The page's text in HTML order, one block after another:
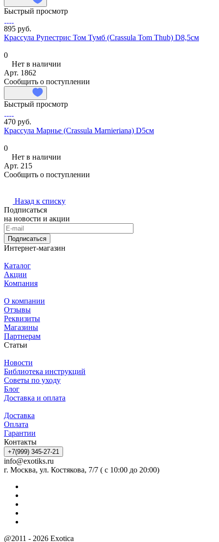
Быстрый просмотр
895 руб.
Крассула Рупестрис Том Тумб (Crassula Tom Thub) D8,5см
0
Нет в наличии
Арт. 1862
Сообщить о поступлении
Быстрый просмотр
470 руб.
Крассула Марнье (Crassula Marnieriana) D5см
0
Нет в наличии
Арт. 215
Сообщить о поступлении
Назад к списку
Подписаться
на новости и акции
Подписаться
Интернет-магазин
Каталог
Акции
Компания
О компании
Отзывы
Реквизиты
Магазины
Партнерам
Статьи
Новости
Библиотека инструкций
Советы по уходу
Блог
Доставка и оплата
Доставка
Оплата
Гарантии
Контакты
+7(999) 345-27-21
info@exotiks.ru
г. Москва, ул. Костякова, 7/7 ( с 10:00 до 20:00)
@2011 - 2026 Exotica